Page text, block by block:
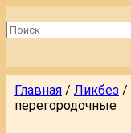
Главная / Ликбез /
перегородочные